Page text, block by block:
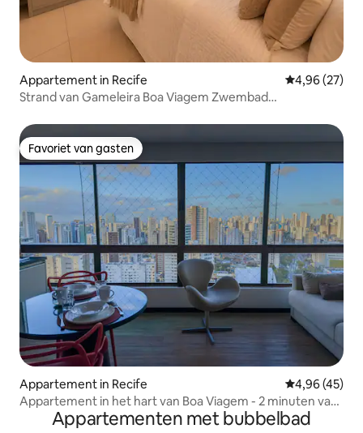
Appartement in Recife Gemiddelde
4,96 (27)
Strand van Gameleira Boa Viagem Zwembad
Favoriet van gasten
Favoriet van gasten
Appartement in Recife Gemiddelde
4,96 (45)
Appartement in het hart van Boa Viagem - 2 minuten van
het strand en de luchthaven
Appartementen met bubbelbad